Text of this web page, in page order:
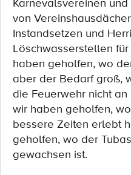
von
Instandsetzen und
Löschwasserstellen
haben geholfen, wo
aber der Bedarf groß,
die Feuerwehr nicht an
wir haben geholfen,
bessere Zeiten erlebt
geholfen, wo der
gewachsen ist.